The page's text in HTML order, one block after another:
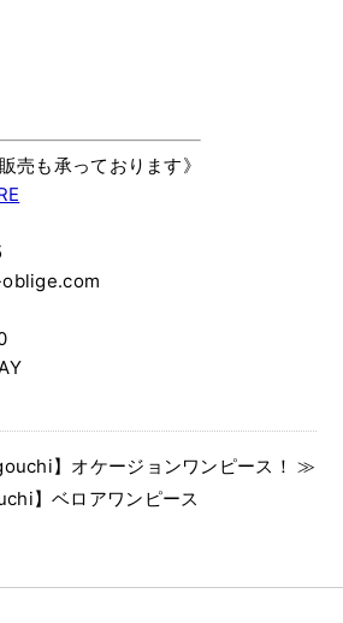
売も承っております》
】オケージョンワンピース！ ≫
】ベロアワンピース